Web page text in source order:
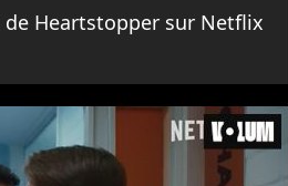
Heartstopper sur Netflix